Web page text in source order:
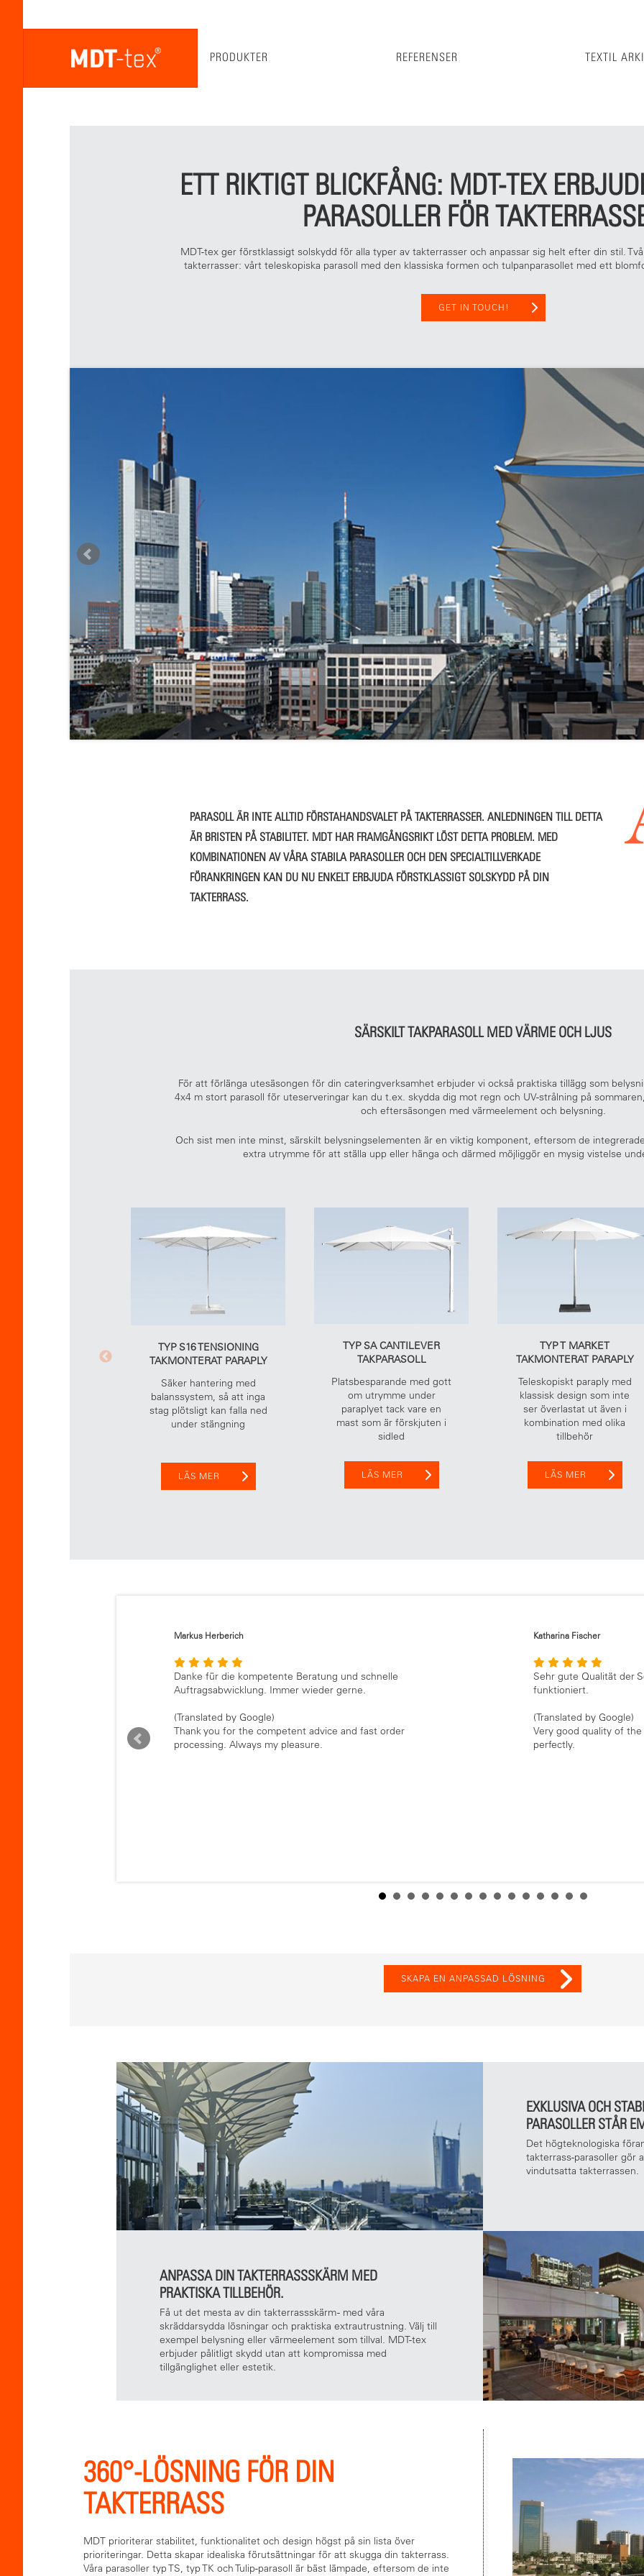
PRODUKTER REFERENSER TEXTIL
ETT RIKTIGT BLICKFÅNG: MDT-TEX
PARASOLLER FÖR
MDT-tex ger förstklassigt solskydd för alla typer av takterrasser och anpassar sig helt efter din stil.
takterrasser: vårt teleskopiska parasoll med den klassiska formen och tulpanparasollet med ett
GET IN TOUCH!
PARASOLL ÄR INTE ALLTID FÖRSTAHANDSVALET PÅ TAKTERRASSER. ANLEDNINGEN TILL DETTA
ÄR BRISTEN PÅ STABILITET. MDT HAR FRAMGÅNGSRIKT LÖST DETTA PROBLEM. MED
KOMBINATIONEN AV VÅRA STABILA PARASOLLER OCH DEN SPECIALTILLVERKADE
FÖRANKRINGEN KAN DU NU ENKELT ERBJUDA FÖRSTKLASSIGT SOLSKYDD PÅ DIN
TAKTERRASS.
SÄRSKILT TAKPARASOLL MED VÄRME OCH LJUS
För att förlänga utesäsongen för din cateringverksamhet erbjuder vi också praktiska tillägg som
4x4 m stort parasoll för uteserveringar kan du t.ex. skydda dig mot regn och UV-strålning på
och eftersäsongen med värmeelement och belysning.
Och sist men inte minst, särskilt belysningselementen är en viktig komponent, eftersom de
extra utrymme för att ställa upp eller hänga och därmed möjliggör en mysig vistelse
TYP S16 TENSIONING
TAKMONTERAT PARAPLY
Säker hantering med
balanssystem, så att inga
stag plötsligt kan falla ned
under stängning
LÄS MER
TYP SA CANTILEVER
TAKPARASOLL
Platsbesparande med gott
om utrymme under
paraplyet tack vare en
mast som är förskjuten i
sidled
LÄS MER
TYP T MARKET
TAKMONTERAT PARAPLY
Teleskopiskt paraply med
klassisk design som inte
ser överlastat ut även i
kombination med olika
tillbehör
LÄS MER
Markus Herberich
Danke für die kompetente Beratung und schnelle
Auftragsabwicklung. Immer wieder gerne.
(Translated by Google)
Thank you for the competent advice and fast order
processing. Always my pleasure.
Katharina Fischer
Sehr gute Qualität der
funktioniert.
(Translated by Google)
Very good quality of
perfectly.
SKAPA EN ANPASSAD LÖSNING
EXKLUSIVA OCH
PARASOLLER STÅR
Det högteknologiska
takterrass-parasoller gör
vindutsatta takterrassen.
ANPASSA DIN TAKTERRASSSKÄRM MED
PRAKTISKA TILLBEHÖR.
Få ut det mesta av din takterrassskärm - med våra
skräddarsydda lösningar och praktiska extrautrustning. Välj till
exempel belysning eller värmeelement som tillval. MDT-tex
erbjuder pålitligt skydd utan att kompromissa med
tillgänglighet eller estetik.
360°-LÖSNING FÖR DIN
TAKTERRASS
MDT prioriterar stabilitet, funktionalitet och design högst på sin lista över
prioriteringar. Detta skapar idealiska förutsättningar för att skugga din takterrass.
Våra parasoller typ TS, typ TK och Tulip-parasoll är bäst lämpade, eftersom de inte